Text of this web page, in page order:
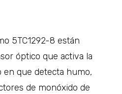
5TC1292-8 están
óptico que activa la
en que detecta humo,
de monóxido de